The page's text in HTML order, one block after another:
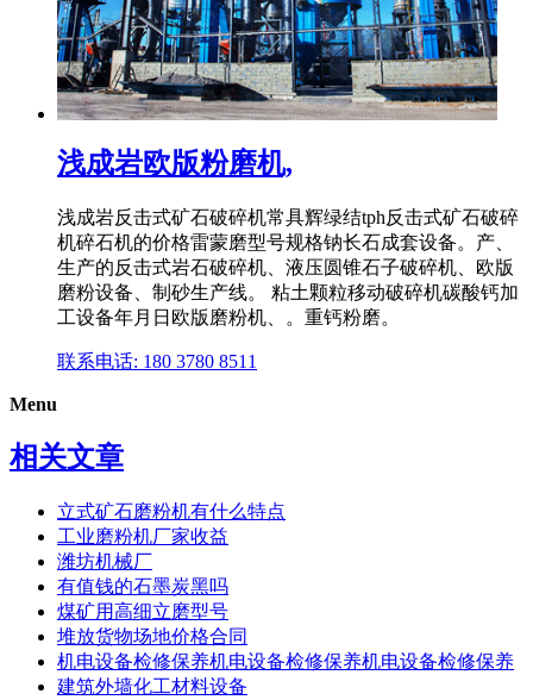
浅成岩欧版粉磨机,
浅成岩反击式矿石破碎机常具辉绿结tph反击式矿石破碎
机碎石机的价格雷蒙磨型号规格钠长石成套设备。产、
生产的反击式岩石破碎机、液压圆锥石子破碎机、欧版
磨粉设备、制砂生产线。 粘土颗粒移动破碎机碳酸钙加
工设备年月日欧版磨粉机、。重钙粉磨。
联系电话: 180 3780 8511
Menu
相关文章
立式矿石磨粉机有什么特点
工业磨粉机厂家收益
潍坊机械厂
有值钱的石墨炭黑吗
煤矿用高细立磨型号
堆放货物场地价格合同
机电设备检修保养机电设备检修保养机电设备检修保养
建筑外墙化工材料设备